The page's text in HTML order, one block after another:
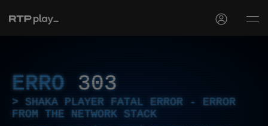
ERRO 303
SHAKA PLAYER FATAL ERROR - ERROR
FROM THE NETWORK STACK